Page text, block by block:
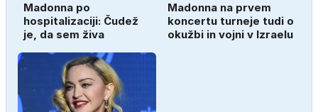
Madonna po
hospitalizaciji: Čudež
je, da sem živa
Madonna na prvem
koncertu turneje tudi o
okužbi in vojni v Izraelu